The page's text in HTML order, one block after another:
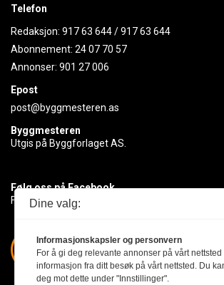
Telefon
Redaksjon: 917 63 644/917 63 644
Abonnement: 24 07 70 57
Annonser: 901 27 006
Epost
post@byggmesteren.as
Byggmesteren
Utgis på Byggforlaget AS.
Følg oss på Facebook
Få med deg det siste innen byggebransjen
Dine valg:
Informasjonskapsler og personvern
For å gi deg relevante annonser på vårt nettsted
informasjon fra ditt besøk på vårt nettsted. Du
deg mot dette under "Innstillinger".